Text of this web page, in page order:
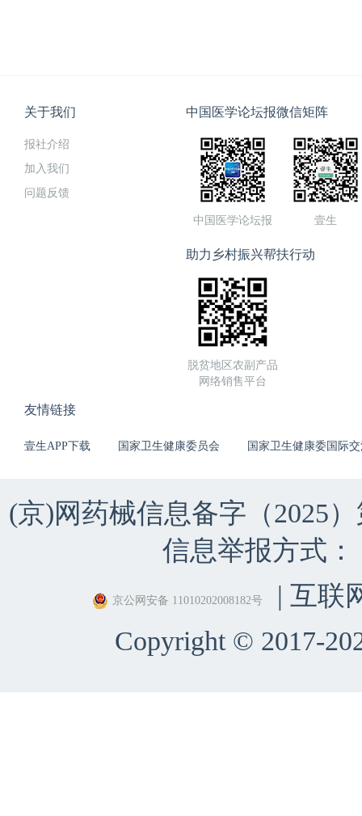
关于我们
报社介绍
加入我们
问题反馈
中国医学论坛报微信矩阵
中国医学论坛报 壹生
助力乡村振兴帮扶行动
脱贫地区农副产品
网络销售平台
友情链接
壹生APP下载 国家卫生健康委员会 国家卫生健康委国际
(京)网药械信息备字（2025
信息举报方式：
京公网安备 11010202008182号
| 互联
Copyright © 2017-